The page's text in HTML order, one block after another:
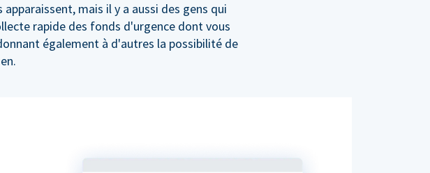
mais il y a aussi des gens qui
rapide des fonds d'urgence dont vous
également à d'autres la possibilité de